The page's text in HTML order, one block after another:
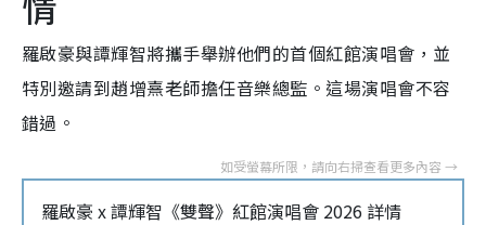
羅啟豪與譚輝智將攜手舉辦他們的首個紅館演唱會，並
特別邀請到趙增熹老師擔任音樂總監。這場演唱會不容
錯過。
羅啟豪 x 譚輝智《雙聲》紅館演唱會 2026 詳情